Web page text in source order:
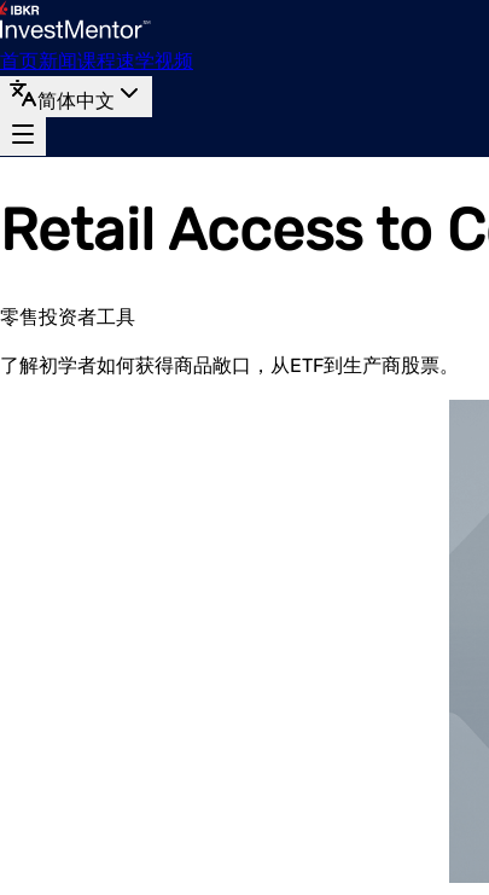
首页新闻课程速学视频
简体中文
Retail Access to
零售投资者工具
了解初学者如何获得商品敞口，从ETF到生产商股票。